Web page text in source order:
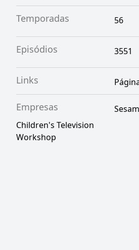
Temporadas 56
Episódios 3551
Links
Empresas
Children's Television
Workshop